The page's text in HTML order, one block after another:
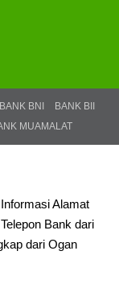
BANK BNI
BANK BII
MUAMALAT
Alamat
Bank dari
dari Ogan